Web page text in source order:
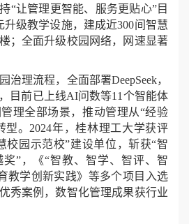
让管理更智能、服务更贴心”目
级教学设施，建成近300间智慧
；全面升级校园网络，网速显著
理流程，全面部署DeepSeek，
目前已上线AI问数等11个智能体
理全部场景，推动管理从“经验
型。2024年，桂林理工大学获评
校园示范校”建设单位，斩获“智
”，《“智教、智学、智评、智
教学创新实践》等多个项目入选
秀案例，数智化管理成果获行业